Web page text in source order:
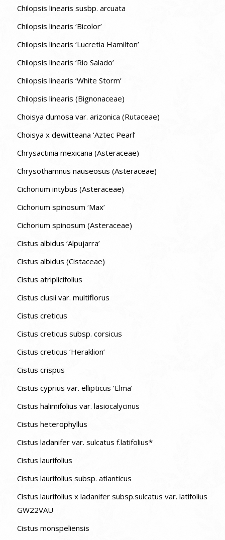
Chilopsis linearis susbp. arcuata
Chilopsis linearis ‘Bicolor’
Chilopsis linearis ‘Lucretia Hamilton’
Chilopsis linearis ‘Rio Salado’
Chilopsis linearis ‘White Storm’
Chilopsis linearis (Bignonaceae)
Choisya dumosa var. arizonica (Rutaceae)
Choisya x dewitteana ‘Aztec Pearl’
Chrysactinia mexicana (Asteraceae)
Chrysothamnus nauseosus (Asteraceae)
Cichorium intybus (Asteraceae)
Cichorium spinosum ‘Max’
Cichorium spinosum (Asteraceae)
Cistus albidus ‘Alpujarra’
Cistus albidus (Cistaceae)
Cistus atriplicifolius
Cistus clusii var. multiflorus
Cistus creticus
Cistus creticus subsp. corsicus
Cistus creticus ‘Heraklion’
Cistus crispus
Cistus cyprius var. ellipticus ‘Elma’
Cistus halimifolius var. lasiocalycinus
Cistus heterophyllus
Cistus ladanifer var. sulcatus f.latifolius*
Cistus laurifolius
Cistus laurifolius subsp. atlanticus
Cistus laurifolius x ladanifer subsp.sulcatus var. latifolius
GW22VAU
Cistus monspeliensis